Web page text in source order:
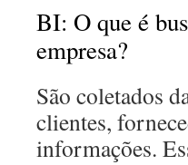
BI: O que é
empresa?
São coletados
clientes,
informações.